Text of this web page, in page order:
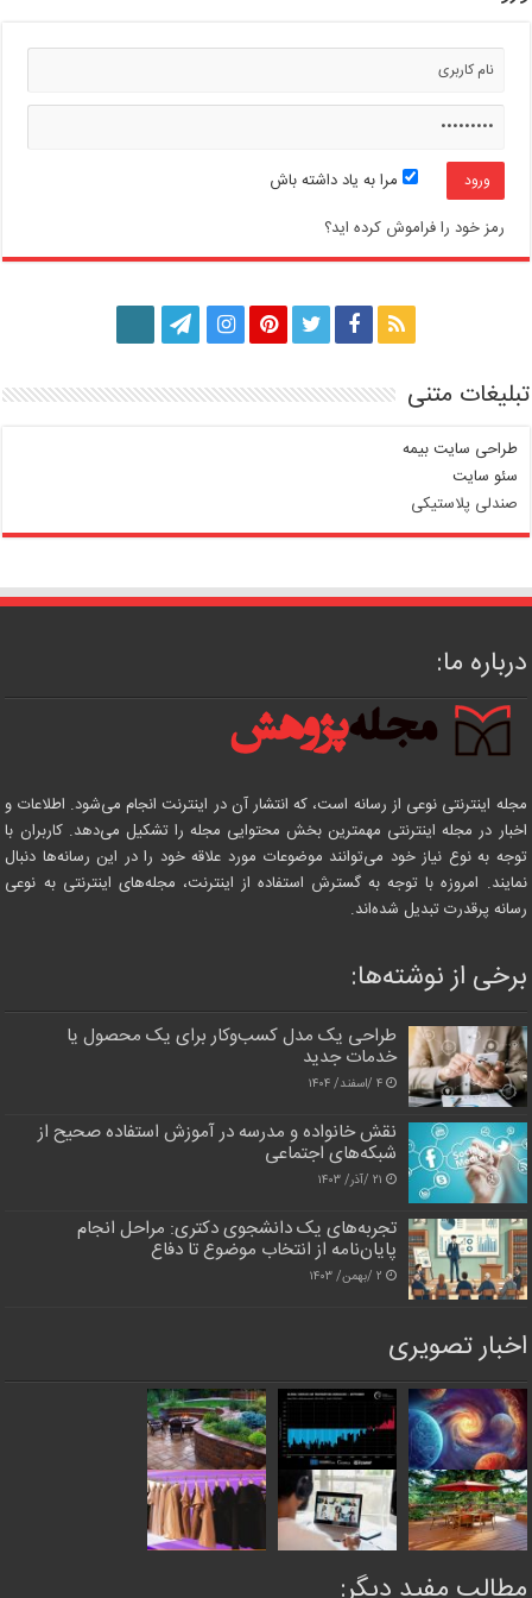
مرا به یاد داشته باش
رمز خود را فراموش کرده اید؟
تبلیغات متنی
طراحی سایت بیمه
سئو سایت
صندلی پلاستیکی
درباره ما:
مجله اینترنتی نوعی از رسانه است، که انتشار آن در اینترنت انجام می‌شود. اطلاعات و
اخبار در مجله اینترنتی مهمترین بخش محتوایی مجله را تشکیل می‌دهد. کاربران با
توجه به نوع نیاز خود می‌توانند موضوعات مورد علاقه خود را در این رسانه‌ها دنبال
نمایند. امروزه با توجه به گسترش استفاده از اینترنت، مجله‌های اینترنتی به نوعی
رسانه پرقدرت تبدیل شده‌اند.
برخی از نوشته‌ها:
طراحی یک مدل کسب‌وکار برای یک محصول یا
خدمات جدید
۴ /اسفند/ ۱۴۰۴
نقش خانواده و مدرسه در آموزش استفاده صحیح از
شبکه‌های اجتماعی
۲۱ /آذر/ ۱۴۰۳
تجربه‌های یک دانشجوی دکتری: مراحل انجام
پایان‌نامه از انتخاب موضوع تا دفاع
۲ /بهمن/ ۱۴۰۳
اخبار تصویری